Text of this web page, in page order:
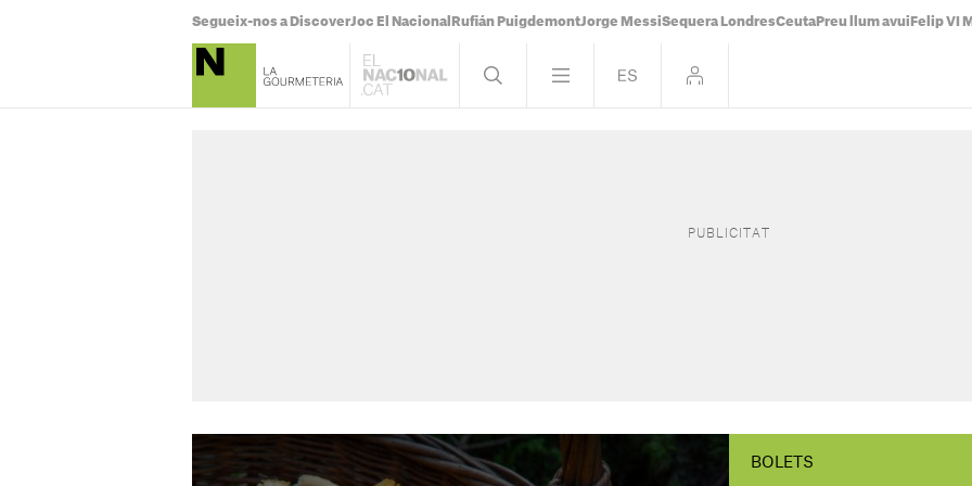
Segueix-nos a DiscoverJoc El Nacional Rufián PuigdemontJorge MessiSequera LondresCeuta Preu llum avui Felip VI
BOLETS